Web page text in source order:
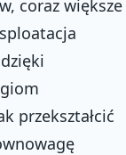
coraz większe
przekształcić